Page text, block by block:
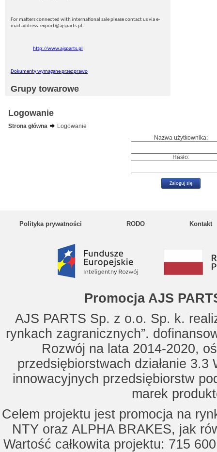
For matters connected with international sale please contact us via e-
mail address: export@ajsparts.pl.
http://www.ajsparts.pl
Dokumenty wymagane przez prawo
Grupy towarowe
Logowanie
Strona główna
Logowanie
Nazwa użytkownika:
Hasło:
Polityka prywatności RODO Kontakt
Promocja AJS
AJS PARTS Sp. z o.o. Sp. k.
rynkach zagranicznych”.
Rozwój na lata 2014-2020,
przedsiębiorstwach działanie
innowacyjnych przedsiębiorstw
marek
Celem projektu jest promocja na
NTY oraz ALPHA BRAKES, jak
Wartość całkowita projektu: 715